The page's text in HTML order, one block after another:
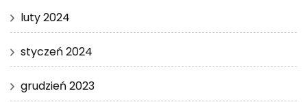
luty 2024
styczeń 2024
grudzień 2023